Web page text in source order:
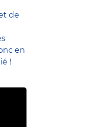
de
en
!